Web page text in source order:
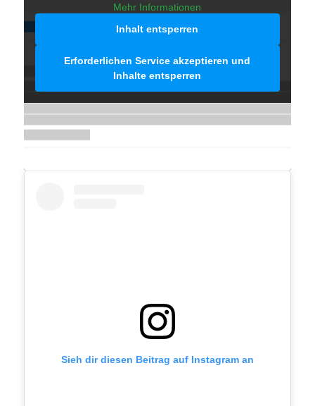
Mehr Informationen
Inhalt entsperren
Erforderlichen Service akzeptieren und
Inhalte entsperren
Sieh dir diesen Beitrag auf Instagram an